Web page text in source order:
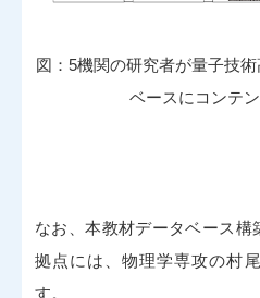
図：5機関の研究者が量子技
ベースにコンテ
なお、本教材データベース
拠点には、物理学専攻の村
す。